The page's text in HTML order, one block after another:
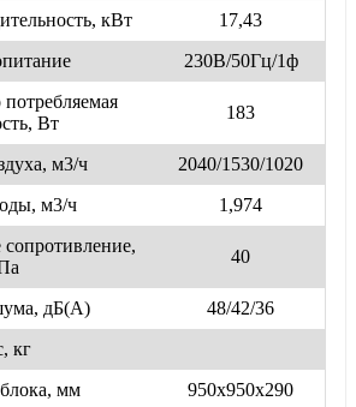
кВт
17,43
230В/50Гц/1ф
Вт
183
м3/ч
2040/1530/1020
м3/ч
1,974
сопротивление,
40
дБ(А)
48/42/36
кг
мм
950x950x290